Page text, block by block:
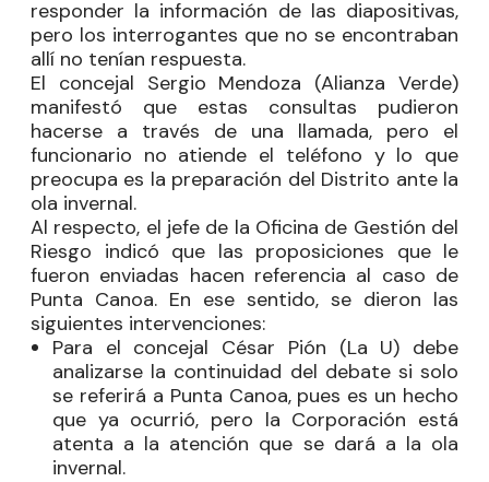
responder la información de las diapositivas,
pero los interrogantes que no se encontraban
allí no tenían respuesta.
El concejal Sergio Mendoza (Alianza Verde)
manifestó que estas consultas pudieron
hacerse a través de una llamada, pero el
funcionario no atiende el teléfono y lo que
preocupa es la preparación del Distrito ante la
ola invernal.
Al respecto, el jefe de la Oficina de Gestión del
Riesgo indicó que las proposiciones que le
fueron enviadas hacen referencia al caso de
Punta Canoa. En ese sentido, se dieron las
siguientes intervenciones:
Para el concejal César Pión (La U) debe
analizarse la continuidad del debate si solo
se referirá a Punta Canoa, pues es un hecho
que ya ocurrió, pero la Corporación está
atenta a la atención que se dará a la ola
invernal.